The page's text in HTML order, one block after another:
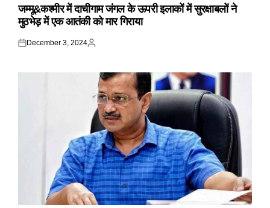
जम्मू&कश्मीर में दाचीगाम जंगल के ऊपरी इलाकों में सुरक्षाबलों ने
मुठभेड़ में एक आतंकी को मार गिराया
Posted
December 3, 2024
Posted